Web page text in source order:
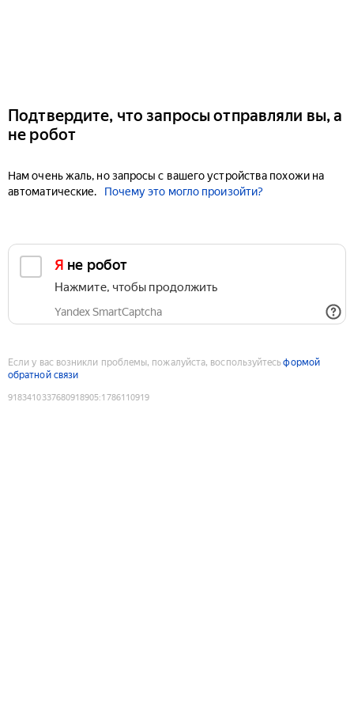
Подтвердите, что запросы отправляли вы, а
не робот
Нам очень жаль, но запросы с вашего устройства похожи на
автоматические.
Почему это могло произойти?
Я не робот
Нажмите, чтобы продолжить
Yandex SmartCaptcha
Если у вас возникли проблемы, пожалуйста, воспользуйтесьформой
обратной связи
9183410337680918905:1786110919